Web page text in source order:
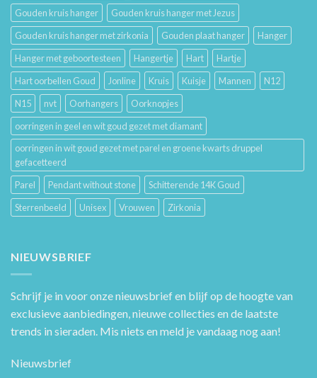
Gouden kruis hanger
Gouden kruis hanger met Jezus
Gouden kruis hanger met zirkonia
Gouden plaat hanger
Hanger
Hanger met geboortesteen
Hangertje Hart
Hartje
Hart oorbellen Goud
Jonline Kruis Kuisje Mannen
N12
N15
nvt Oorhangers
Oorknopjes
oorringen in geel en wit goud gezet met diamant
oorringen in wit goud gezet met parel en groene kwarts druppel
gefacetteerd
Parel
Pendant without stone
Schitterende 14K Goud
Sterrenbeeld
Unisex Vrouwen Zirkonia
NIEUWSBRIEF
Schrijf je in voor onze nieuwsbrief en blijf op de hoogte van
exclusieve aanbiedingen, nieuwe collecties en de laatste
trends in sieraden. Mis niets en meld je vandaag nog aan!
Nieuwsbrief